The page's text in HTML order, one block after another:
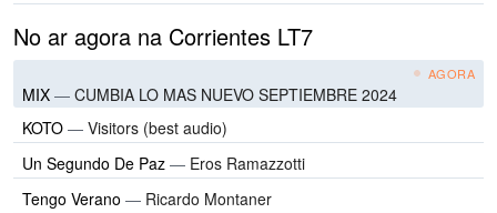
No ar agora na Corrientes LT7
AGORA
MIX — CUMBIA LO MAS NUEVO SEPTIEMBRE 2024
KOTO — Visitors (best audio)
Un Segundo De Paz — Eros Ramazzotti
Tengo Verano — Ricardo Montaner